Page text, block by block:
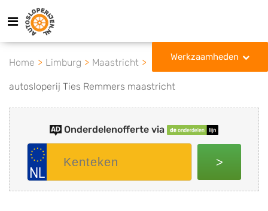
Werkzaamheden
Home Limburg Maastricht
autosloperij Ties Remmers maastricht
Onderdelenofferte via
>